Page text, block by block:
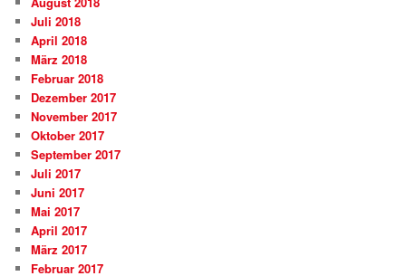
Juli 2018
April 2018
März 2018
Februar 2018
Dezember 2017
November 2017
Oktober 2017
September 2017
Juli 2017
Juni 2017
Mai 2017
April 2017
März 2017
Februar 2017